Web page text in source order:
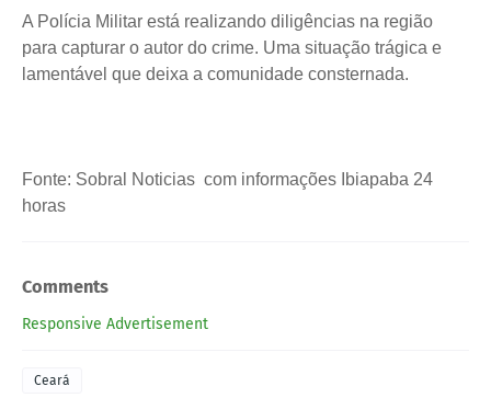
A Polícia Militar está realizando diligências na região
para capturar o autor do crime. Uma situação trágica e
lamentável que deixa a comunidade consternada.
Fonte: Sobral Noticias com informações Ibiapaba 24
horas
Comments
Responsive Advertisement
Ceará